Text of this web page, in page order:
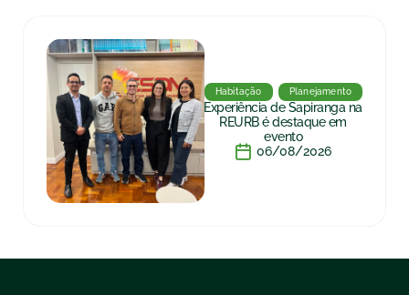
Habitação Planejamento
Experiência de Sapiranga na
REURB é destaque em
evento
06/08/2026